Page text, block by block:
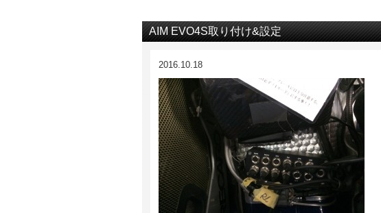
AIM EVO4S取り付け&設定
2016.10.18